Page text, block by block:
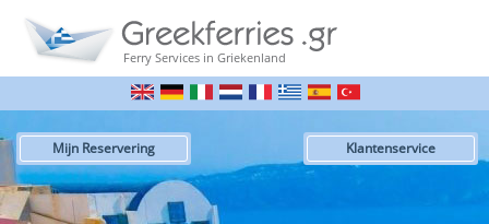
Ferry Services in Griekenland
Klantenservice
Mijn Reservering